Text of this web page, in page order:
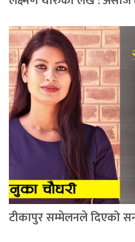
टीकापुर सम्मेलनले दिएको